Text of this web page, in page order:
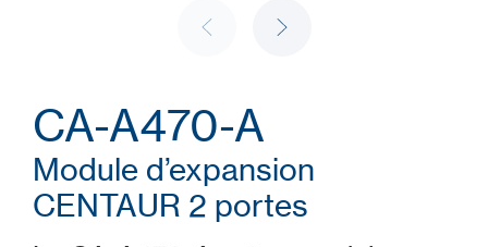
CA-A470-A
Module d’expansion
CENTAUR 2 portes